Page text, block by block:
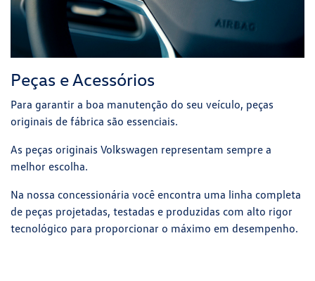
Peças e Acessórios
Para garantir a boa manutenção do seu veículo, peças
originais de fábrica são essenciais.
As peças originais Volkswagen representam sempre a
melhor escolha.
Na nossa concessionária você encontra uma linha completa
de peças projetadas, testadas e produzidas com alto rigor
tecnológico para proporcionar o máximo em desempenho.